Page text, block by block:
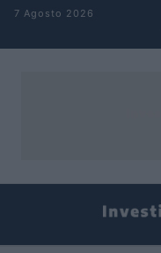
Salta al contenuto
7 Agosto 2026